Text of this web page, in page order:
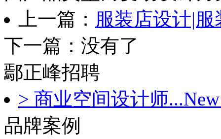
上一篇： 服装店设计|
下一篇：没有了
鄢正峰招聘
> 商业空间设计师
品牌案例